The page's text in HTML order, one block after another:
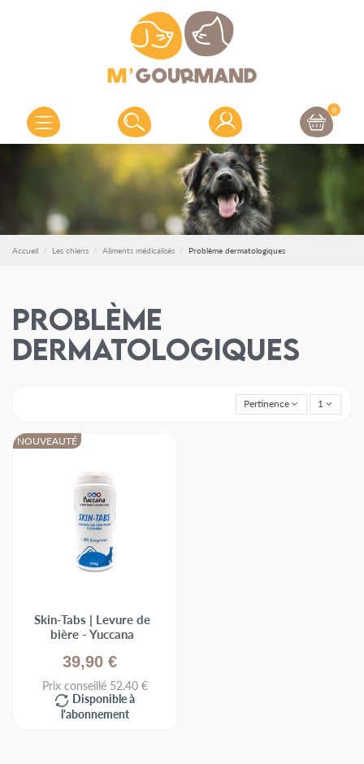
0
Accueil Les chiens Aliments médicalisés Problème dermatologiques
Problème
dermatologiques
Pertinence 1
NOUVEAUTÉ
Skin-Tabs | Levure de
bière - Yuccana
39,90 €
Prix conseillé 52.40 €
Disponible à
l'abonnement